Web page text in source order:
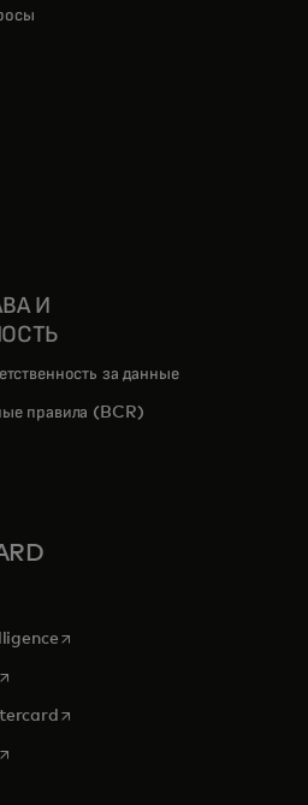
in a new tab
И
за данные
правила (BCR)
tab
opens in a new tab
in a new tab
opens in a new tab
in a new tab